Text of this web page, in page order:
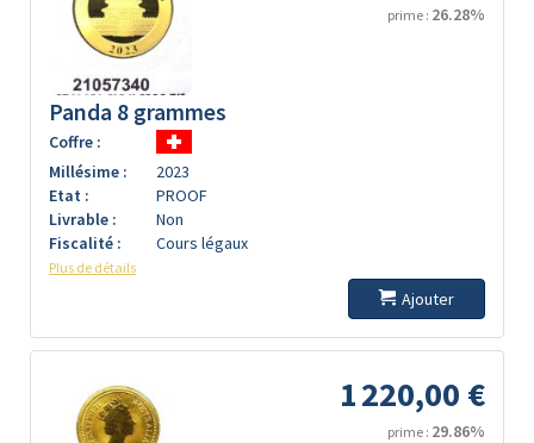
prime : 26.28%
Panda 8 grammes
Coffre :
Millésime :
2023
Etat :
PROOF
Livrable :
Non
Fiscalité :
Cours légaux
Plus de détails
Ajouter
1 220,00 €
prime : 29.86%